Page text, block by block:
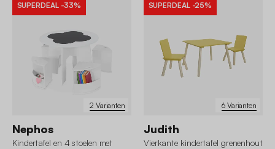
2 Varianten
SUPERDEAL -33%
Nephos
Kindertafel en 4 stoelen met
6 Varianten
SUPERDEAL -25%
Judith
Vierkante kindertafel grenenhout